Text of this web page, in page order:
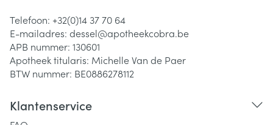
Telefoon: +32(0)14 37 70 64
E-mailadres: dessel@apotheekcobra.be
APB nummer: 130601
Apotheek titularis: Michelle Van de Paer
BTW nummer: BE0886278112
Klantenservice